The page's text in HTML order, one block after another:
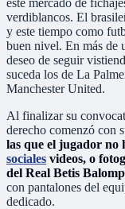
verdiblancos. El
y este tiempo como
buen nivel. En más de
deseo de seguir
suceda los de La
Manchester United.
Al finalizar su
derecho comenzó con
las que el jugador no
sociales videos, o
del Real Betis
con pantalones del
dedicado.